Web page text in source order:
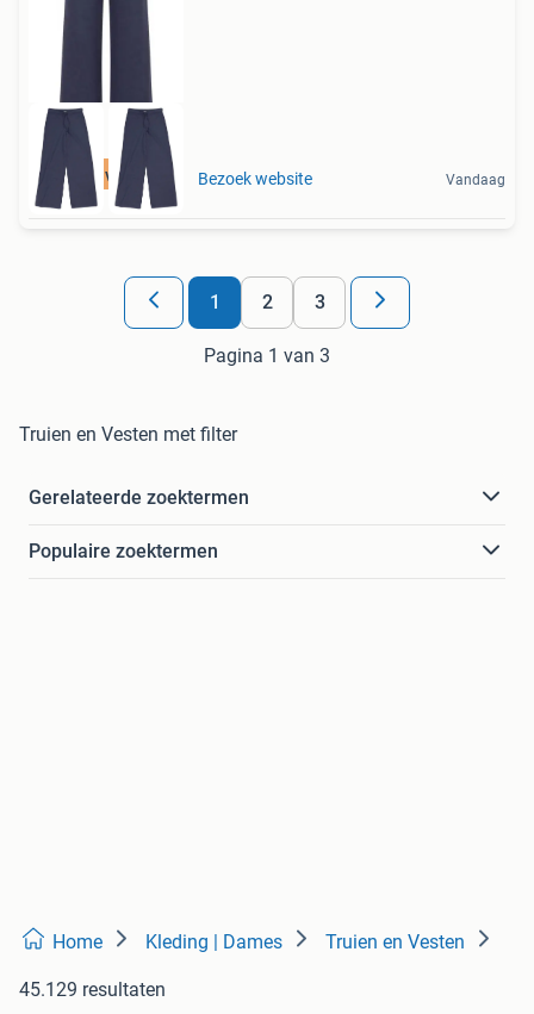
Tot 75% voordeel Bezoek website Vandaag
1 2 3
Pagina 1 van 3
Truien en Vesten met filter
Gerelateerde zoektermen
Populaire zoektermen
Home Kleding | Dames Truien en Vesten
45.129 resultaten